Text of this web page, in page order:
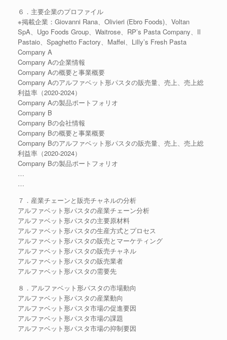
６．主要企業のプロファイル
※掲載企業：Giovanni Rana、Olivieri (Ebro Foods)、Voltan
SpA、Ugo Foods Group、Waitrose、RP’s Pasta Company、Il
Pastaio、Spaghetto Factory、Maffei、Lilly’s Fresh Pasta
Company A
Company Aの企業情報
Company Aの概要と事業概要
Company Aのアルファベット形パスタの販売量、売上、売上総
利益率（2020-2024）
Company Aの製品ポートフォリオ
Company B
Company Bの会社情報
Company Bの概要と事業概要
Company Bのアルファベット形パスタの販売量、売上、売上総
利益率（2020-2024）
Company Bの製品ポートフォリオ
…
…
７．産業チェーンと販売チャネルの分析
アルファベット形パスタの産業チェーン分析
アルファベット形パスタの主要原材料
アルファベット形パスタの生産方式とプロセス
アルファベット形パスタの販売とマーケティング
アルファベット形パスタの販売チャネル
アルファベット形パスタの販売業者
アルファベット形パスタの需要先
８．アルファベット形パスタの市場動向
アルファベット形パスタの産業動向
アルファベット形パスタ市場の促進要因
アルファベット形パスタ市場の課題
アルファベット形パスタ市場の抑制要因